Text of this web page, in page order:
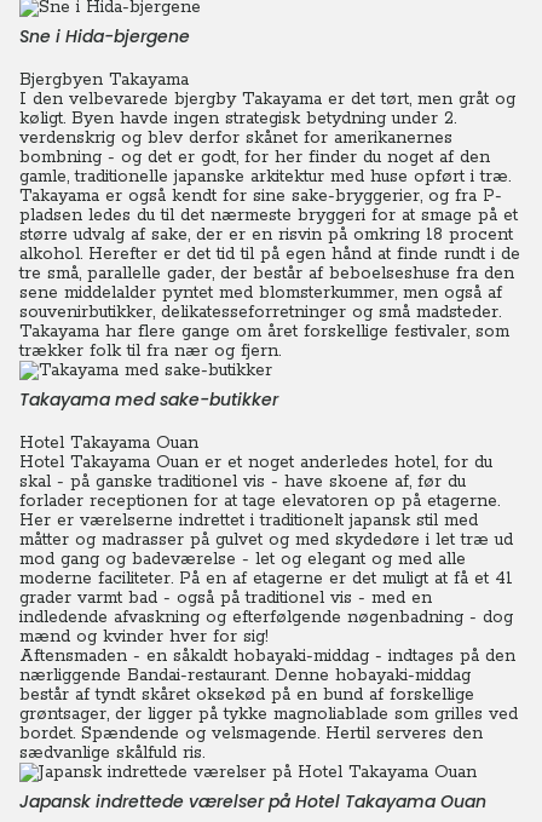
Sne i Hida-bjergene
Bjergbyen Takayama
I den velbevarede bjergby Takayama er det tørt, men gråt og
køligt. Byen havde ingen strategisk betydning under 2.
verdenskrig og blev derfor skånet for amerikanernes
bombning - og det er godt, for her finder du noget af den
gamle, traditionelle japanske arkitektur med huse opført i træ.
Takayama er også kendt for sine sake-bryggerier, og fra P-
pladsen ledes du til det nærmeste bryggeri for at smage på et
større udvalg af sake, der er en risvin på omkring 18 procent
alkohol. Herefter er det tid til på egen hånd at finde rundt i de
tre små, parallelle gader, der består af beboelseshuse fra den
sene middelalder pyntet med blomsterkummer, men også af
souvenirbutikker, delikatesseforretninger og små madsteder.
Takayama har flere gange om året forskellige festivaler, som
trækker folk til fra nær og fjern.
Takayama med sake-butikker
Hotel Takayama Ouan
Hotel Takayama Ouan er et noget anderledes hotel, for du
skal - på ganske traditionel vis - have skoene af, før du
forlader receptionen for at tage elevatoren op på etagerne.
Her er værelserne indrettet i traditionelt japansk stil med
måtter og madrasser på gulvet og med skydedøre i let træ ud
mod gang og badeværelse - let og elegant og med alle
moderne faciliteter. På en af etagerne er det muligt at få et 41
grader varmt bad - også på traditionel vis - med en
indledende afvaskning og efterfølgende nøgenbadning - dog
mænd og kvinder hver for sig!
Aftensmaden - en såkaldt hobayaki-middag - indtages på den
nærliggende Bandai-restaurant. Denne hobayaki-middag
består af tyndt skåret oksekød på en bund af forskellige
grøntsager, der ligger på tykke magnoliablade som grilles ved
bordet. Spændende og velsmagende. Hertil serveres den
sædvanlige skålfuld ris.
Japansk indrettede værelser på Hotel Takayama Ouan